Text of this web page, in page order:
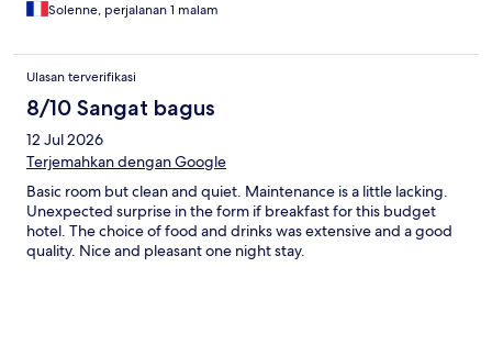
Solenne, perjalanan 1 malam
Ulasan terverifikasi
8/10 Sangat bagus
12 Jul 2026
Terjemahkan dengan Google
Basic room but clean and quiet. Maintenance is a little lacking.
Unexpected surprise in the form if breakfast for this budget
hotel. The choice of food and drinks was extensive and a good
quality. Nice and pleasant one night stay.